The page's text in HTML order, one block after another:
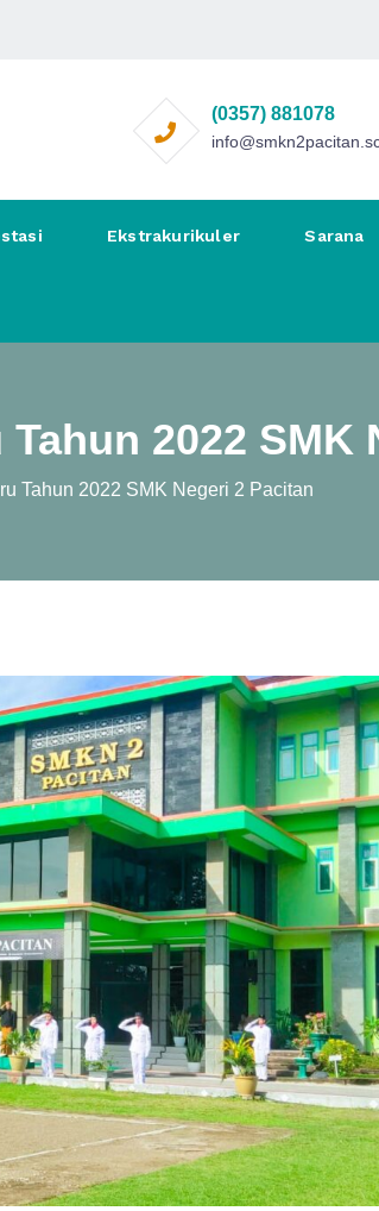
(0357) 881078
Ekstrakurikuler Sarana
2022 SMK
Tahun 2022 SMK Negeri 2 Pacitan